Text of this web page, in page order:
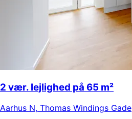
2 vær. lejlighed på 65 m²
Aarhus N, Thomas Windings Gade